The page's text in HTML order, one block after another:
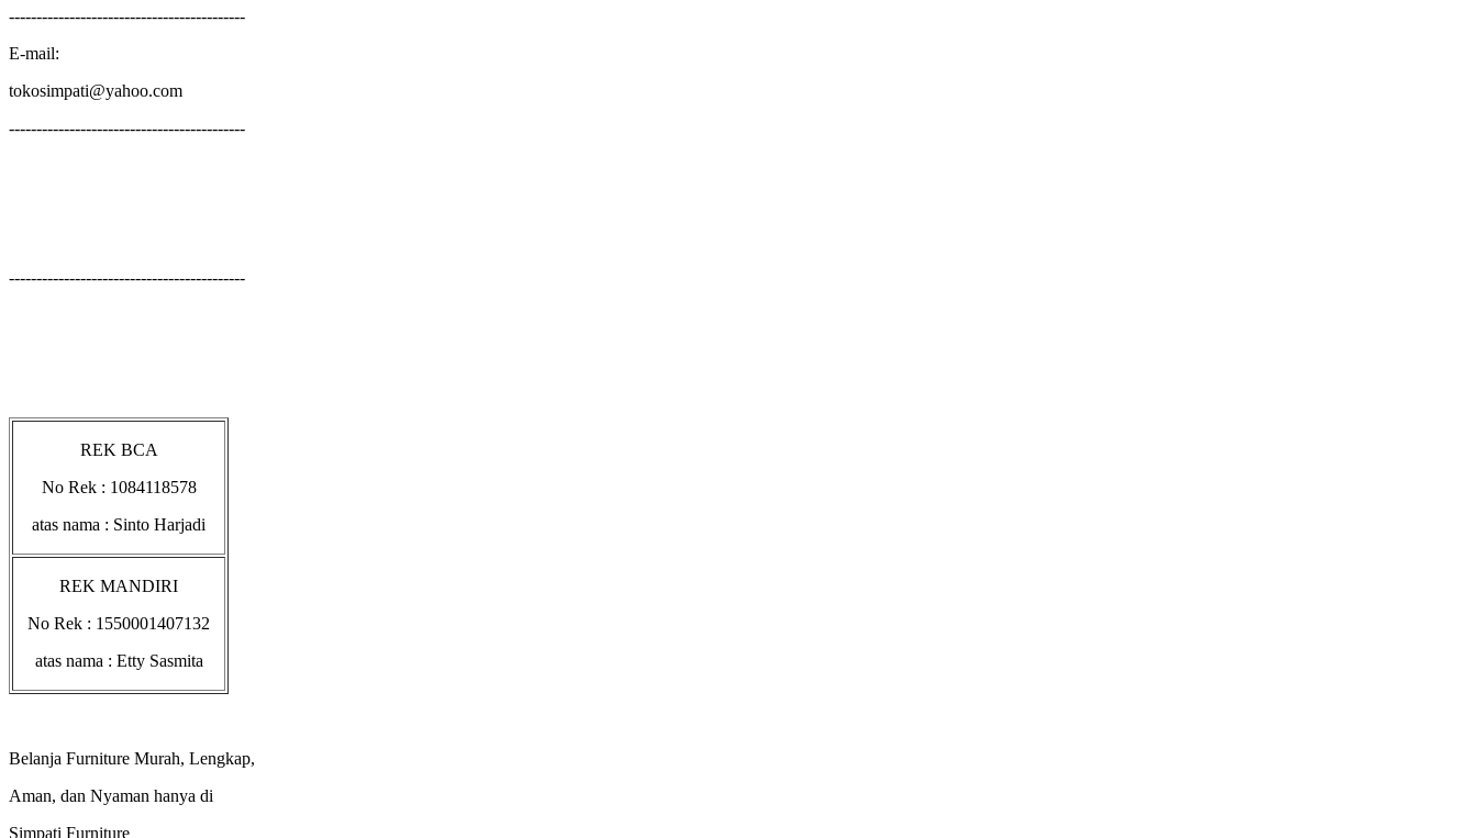
-------------------------------------------
E-mail:
tokosimpati@yahoo.com
-------------------------------------------
-------------------------------------------
REK BCA
No Rek : 1084118578
atas nama : Sinto Harjadi
REK MANDIRI
No Rek : 1550001407132
atas nama : Etty Sasmita
Belanja Furniture Murah, Lengkap,
Aman, dan Nyaman hanya di
Simpati Furniture